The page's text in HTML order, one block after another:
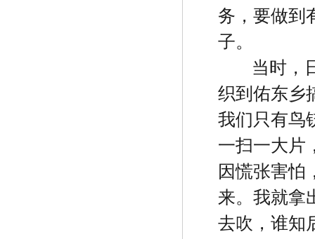
务，要做到
子。
当时，
织到佑东乡
我们只有鸟
一扫一大片
因慌张害怕
来。我就拿
去吹，谁知